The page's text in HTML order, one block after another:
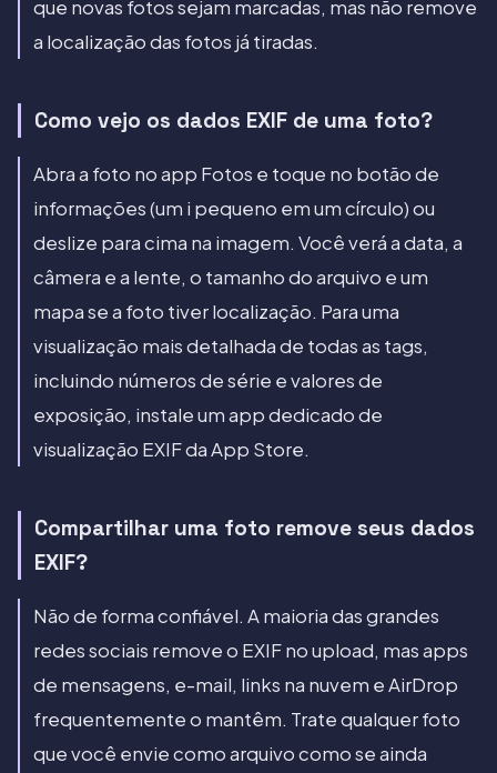
que novas fotos sejam marcadas, mas não remove
a localização das fotos já tiradas.
Como vejo os dados EXIF de uma foto?
Abra a foto no app Fotos e toque no botão de
informações (um i pequeno em um círculo) ou
deslize para cima na imagem. Você verá a data, a
câmera e a lente, o tamanho do arquivo e um
mapa se a foto tiver localização. Para uma
visualização mais detalhada de todas as tags,
incluindo números de série e valores de
exposição, instale um app dedicado de
visualização EXIF da App Store.
Compartilhar uma foto remove seus dados
EXIF?
Não de forma confiável. A maioria das grandes
redes sociais remove o EXIF no upload, mas apps
de mensagens, e-mail, links na nuvem e AirDrop
frequentemente o mantêm. Trate qualquer foto
que você envie como arquivo como se ainda